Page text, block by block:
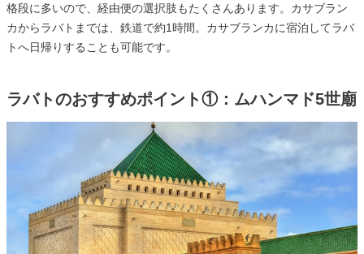
格段に多いので、経由便の選択肢もたくさんあります。カサブラン
カからラバトまでは、鉄道で約1時間。カサブランカに宿泊してラバ
トへ日帰りすることも可能です。
ラバトのおすすめポイント①：ムハンマド5世廟